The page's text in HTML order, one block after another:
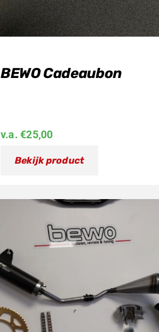
BEWO Cadeaubon
v.a.€25,00
Bekijk product